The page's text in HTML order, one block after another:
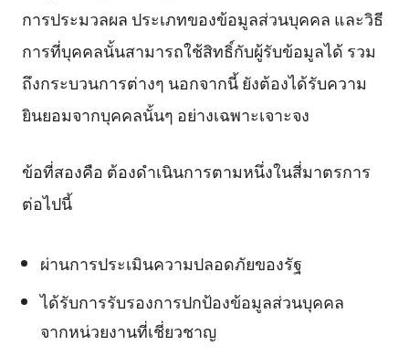
การประมวลผล ประเภทของข้อมูลส่วนบุคคล และวิธี
การที่บุคคลนั้นสามารถใช้สิทธิ์กับผู้รับข้อมูลได้ รวม
ถึงกระบวนการต่างๆ นอกจากนี้ ยังต้องได้รับความ
ยินยอมจากบุคคลนั้นๆ อย่างเฉพาะเจาะจง
ข้อที่สองคือ ต้องดำเนินการตามหนึ่งในสี่มาตรการ
ต่อไปนี้
ผ่านการประเมินความปลอดภัยของรัฐ
ได้รับการรับรองการปกป้องข้อมูลส่วนบุคคล
จากหน่วยงานที่เชี่ยวชาญ